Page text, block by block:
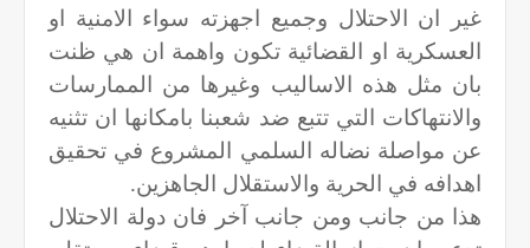
غير ان الاحتلال وجميع اجهزته سواء الامنية او
العسكرية او القضائية تكون واهمة ان هي ظنت
بان مثل هذه الاساليب وغيرها من الممارسات
والانتهاكات التي تتبع ضد شعبنا بامكانها ان تثنيه
عن مواصلة نضاله السلمي المشروع في تحقيق
اهدافه في الحرية والاستقلال الجاهزين.
هذا من جانب ومن جانب آخر فان دولة الاحتلال